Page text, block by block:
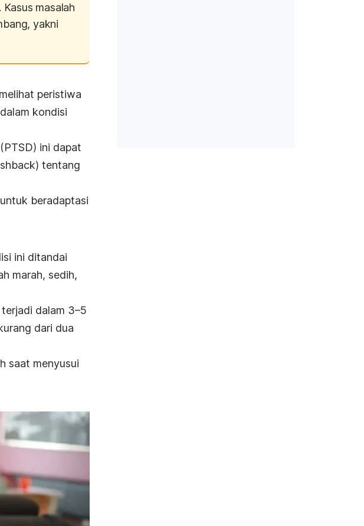
masalah
yakni
peristiwa
kondisi
(PTSD) ini dapat
) tentang
beradaptasi
ini ditandai
marah, sedih,
dalam 3–5
dari dua
saat menyusui